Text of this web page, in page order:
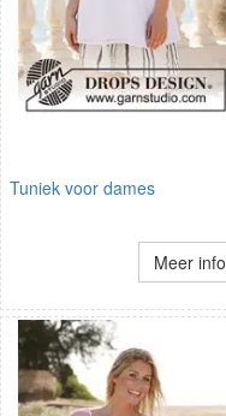
Tuniek voor dames
Meer info